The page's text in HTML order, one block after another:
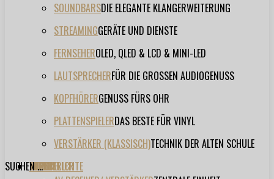
SOUNDBARSDIE ELEGANTE KLANGERWEITERUNG
STREAMINGGERÄTE UND DIENSTE
FERNSEHEROLED, QLED & LCD & MINI-LED
LAUTSPRECHERFÜR DIE GROSSEN AUDIOGENUSS
KOPFHÖRERGENUSS FÜRS OHR
PLATTENSPIELERDAS BESTE FÜR VINYL
VERSTÄRKER (KLASSISCH)TECHNIK DER ALTEN SCHULE
TESTBERICHTE
FORUM
FILME
VIDEOS
HERSTELLER
EVENT
SUCHEN ...